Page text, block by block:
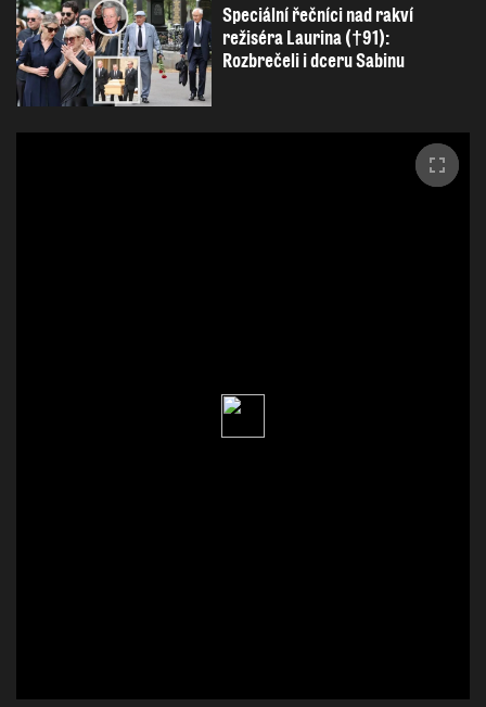
Speciální řečníci nad rakví
režiséra Laurina (†91):
Rozbrečeli i dceru Sabinu